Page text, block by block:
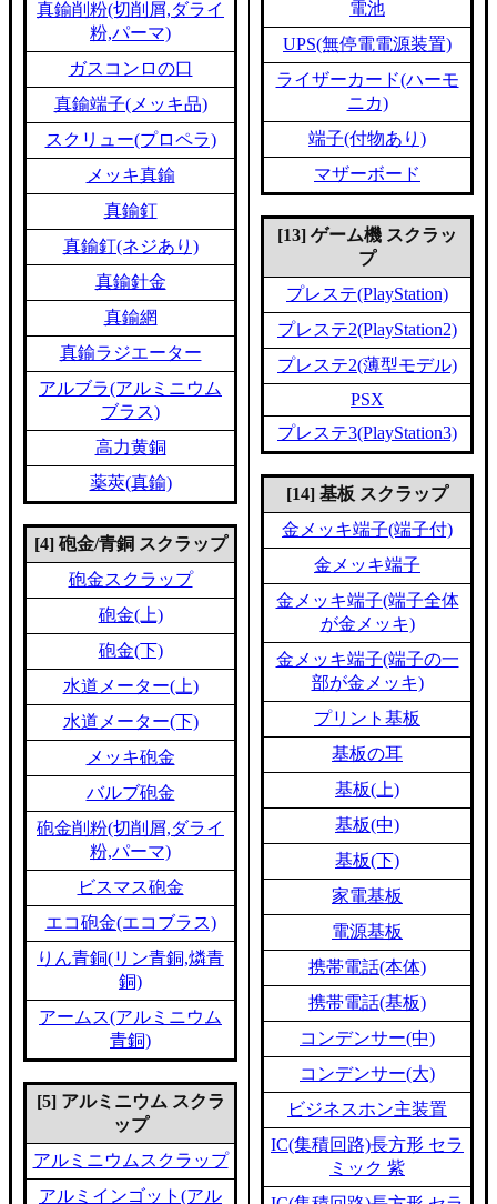
真鍮削粉(切削屑,ダライ
粉,パーマ)
ガスコンロの口
真鍮端子(メッキ品)
スクリュー(プロペラ)
メッキ真鍮
真鍮釘
真鍮釘(ネジあり)
真鍮針金
真鍮網
真鍮ラジエーター
アルブラ(アルミニウム
ブラス)
高力黄銅
薬莢(真鍮)
[4] 砲金/青銅 スクラップ
砲金スクラップ
砲金(上)
砲金(下)
水道メーター(上)
水道メーター(下)
メッキ砲金
バルブ砲金
砲金削粉(切削屑,ダライ
粉,パーマ)
ビスマス砲金
エコ砲金(エコブラス)
りん青銅(リン青銅,燐青
銅)
アームス(アルミニウム
青銅)
[5] アルミニウム スクラ
ップ
アルミニウムスクラップ
アルミインゴット(アル
電池
UPS(無停電電源装置)
ライザーカード(ハーモ
ニカ)
端子(付物あり)
マザーボード
[13] ゲーム機 スクラッ
プ
プレステ(PlayStation)
プレステ2(PlayStation2)
プレステ2(薄型モデル)
PSX
プレステ3(PlayStation3)
[14] 基板 スクラップ
金メッキ端子(端子付)
金メッキ端子
金メッキ端子(端子全体
が金メッキ)
金メッキ端子(端子の一
部が金メッキ)
プリント基板
基板の耳
基板(上)
基板(中)
基板(下)
家電基板
電源基板
携帯電話(本体)
携帯電話(基板)
コンデンサー(中)
コンデンサー(大)
ビジネスホン主装置
IC(集積回路)長方形 セラ
ミック 紫